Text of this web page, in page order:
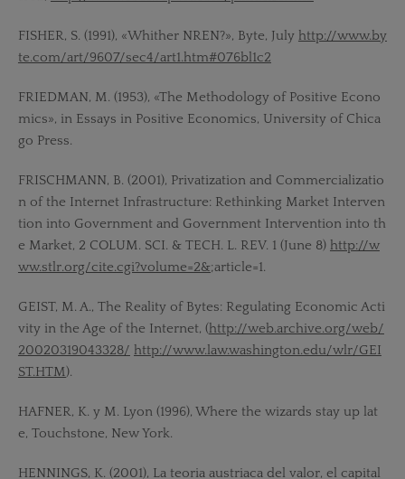
FISHER, S. (1991), «Whither NREN?», Byte, July http://www.by
te.com/art/9607/sec4/art1.htm#076bl1c2
FRIEDMAN, M. (1953), «The Methodology of Positive Econo
mics», in Essays in Positive Economics, University of Chica
go Press.
FRISCHMANN, B. (2001), Privatization and Commercializatio
n of the Internet Infrastructure: Rethinking Market Interven
tion into Government and Government Intervention into th
e Market, 2 COLUM. SCI. & TECH. L. REV. 1 (June 8) http://w
ww.stlr.org/cite.cgi?volume=2&;article=1.
GEIST, M. A., The Reality of Bytes: Regulating Economic Acti
vity in the Age of the Internet, (http://web.archive.org/web/
20020319043328/ http://www.law.washington.edu/wlr/GEI
ST.HTM).
HAFNER, K. y M. Lyon (1996), Where the wizards stay up lat
e, Touchstone, New York.
HENNINGS, K. (2001), La teoria austriaca del valor, el capital